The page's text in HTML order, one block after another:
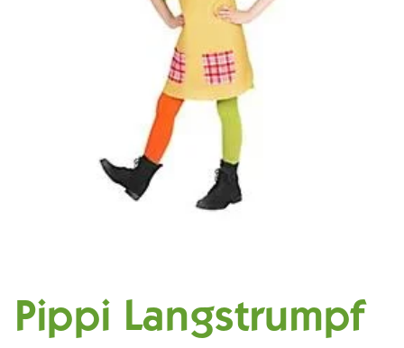
Pippi Langstrumpf